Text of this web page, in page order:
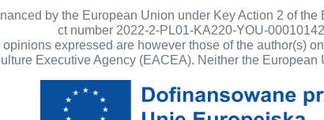
by the European Union under Key Action 2 of
ct number 2022-2-PL01-KA220-YOU-
expressed are however those of the author(s)